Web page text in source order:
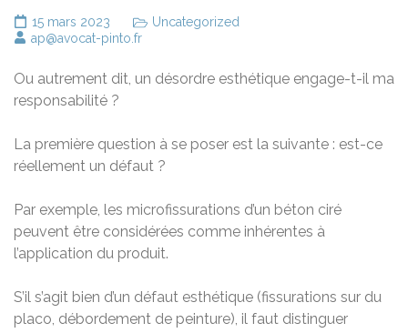
15 mars 2023
Uncategorized
ap@avocat-pinto.fr
Ou autrement dit, un désordre esthétique engage-t-il ma
responsabilité ?
La première question à se poser est la suivante : est-ce
réellement un défaut ?
Par exemple, les microfissurations d’un béton ciré
peuvent être considérées comme inhérentes à
l’application du produit.
S’il s’agit bien d’un défaut esthétique (fissurations sur du
placo, débordement de peinture), il faut distinguer